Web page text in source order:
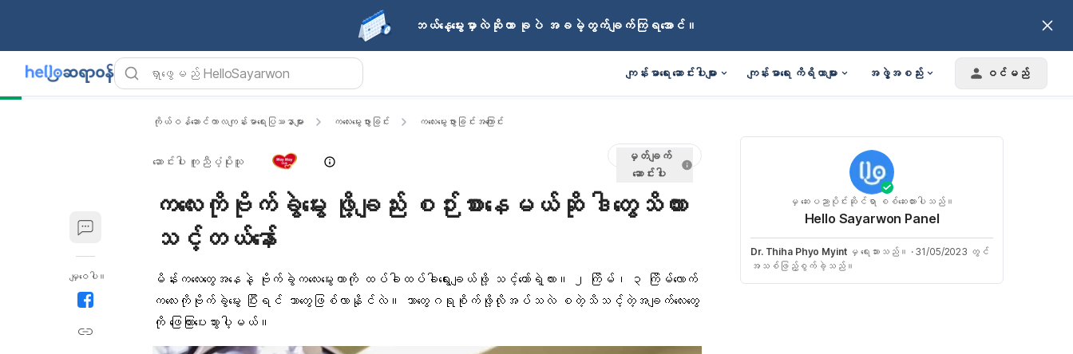
ဘယ်နေ့မွေးမှာလဲဆိုတာ ခုပဲ အခမဲ့တွက်ချက်ကြရအောင်။
ကျန်းမာရေး ဆောင်းပါးများ ကျန်းမာရေး ကိရိယာများ အဖွဲ့အစည်း ဝင်မည်
မျှဝေပါ။
ကိုယ်ဝန်ဆောင်ကာလကျန်းမာရေးပြဿနာများ ကလေးမွေးဖွားခြင်း ကလေးမွေးဖွားခြင်းအကြောင်း
ဆောင်းပါး ကူညီပံ့ပိုးသူ
မှတ်ချက်
ဆောင်းပါး
ကလေးကိုဗိုက်ခွဲမွေး ဖို့ချည်း စဉ်းစားနေမယ်ဆို ဒါတွေသိထား
သင့်တယ်နော်
မိန်းကလေးတွေအနေနဲ့ ဗိုက်ခွဲကလေးမွေးတာကို ထပ်ခါထပ်ခါရွေးချယ်ဖို့ သင့်တော်ရဲ့လား။ ၂ ကြိမ်၊ ၃ ကြိမ်လောက်
ကလေးကိုဗိုက်ခွဲမွေး ပြီးရင် ဘာတွေဖြစ်လာနိုင်လဲ။ ဘာတွေဂရုစိုက်ဖို့လိုအပ်သလဲ စတဲ့သိသင့်တဲ့အချက်လေးတွေ
ကို ဖြေကြားပေးသွားပါ့မယ်။
မှ ဆေးပညာပိုင်းဆိုင်ရာ စစ်ဆေးထားပါသည်။
Hello Sayarwon Panel
Dr. Thiha Phyo Myintမှ ရေးသားသည်။ · 31/05/2023 တွင်
အသစ်ဖြည့်စွက်ခဲ့သည်။